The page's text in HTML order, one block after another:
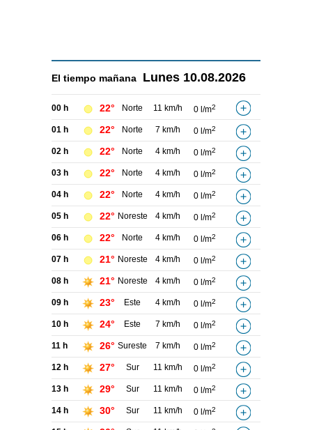
El tiempo mañana Lunes 10.08.2026
00 h 22° Norte 11 km/h 0 l/m2
01 h 22° Norte 7 km/h 0 l/m2
02 h 22° Norte 4 km/h 0 l/m2
03 h 22° Norte 4 km/h 0 l/m2
04 h 22° Norte 4 km/h 0 l/m2
05 h 22° Noreste 4 km/h 0 l/m2
06 h 22° Norte 4 km/h 0 l/m2
07 h 21° Noreste 4 km/h 0 l/m2
08 h 21° Noreste 4 km/h 0 l/m2
09 h 23° Este 4 km/h 0 l/m2
10 h 24° Este 7 km/h 0 l/m2
11 h 26° Sureste 7 km/h 0 l/m2
12 h 27° Sur 11 km/h 0 l/m2
13 h 29° Sur 11 km/h 0 l/m2
14 h 30° Sur 11 km/h 0 l/m2